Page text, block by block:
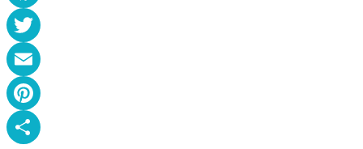
Facebook
Twitter
Email
Pinterest